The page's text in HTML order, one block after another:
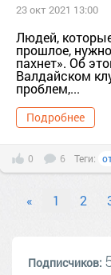
23 окт 2021 13:00
Людей,
прошлое,
пахнет». Об
Валдайском
проблем,...
Подробнее
0 6 Теги:
« 1 2
Подписчиков: